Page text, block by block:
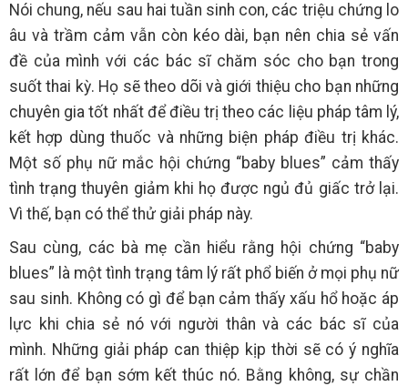
Nói chung, nếu sau hai tuần sinh con, các triệu chứng lo
âu và trầm cảm vẫn còn kéo dài, bạn nên chia sẻ vấn
đề của mình với các bác sĩ chăm sóc cho bạn trong
suốt thai kỳ. Họ sẽ theo dõi và giới thiệu cho bạn những
chuyên gia tốt nhất để điều trị theo các liệu pháp tâm lý,
kết hợp dùng thuốc và những biện pháp điều trị khác.
Một số phụ nữ mắc hội chứng “baby blues” cảm thấy
tình trạng thuyên giảm khi họ được ngủ đủ giấc trở lại.
Vì thế, bạn có thể thử giải pháp này.
Sau cùng, các bà mẹ cần hiểu rằng hội chứng “baby
blues” là một tình trạng tâm lý rất phổ biến ở mọi phụ nữ
sau sinh. Không có gì để bạn cảm thấy xấu hổ hoặc áp
lực khi chia sẻ nó với người thân và các bác sĩ của
mình. Những giải pháp can thiệp kịp thời sẽ có ý nghĩa
rất lớn để bạn sớm kết thúc nó. Bằng không, sự chần